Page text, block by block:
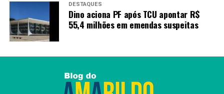
DESTAQUES
Dino aciona PF após TCU apontar R$
55,4 milhões em emendas suspeitas